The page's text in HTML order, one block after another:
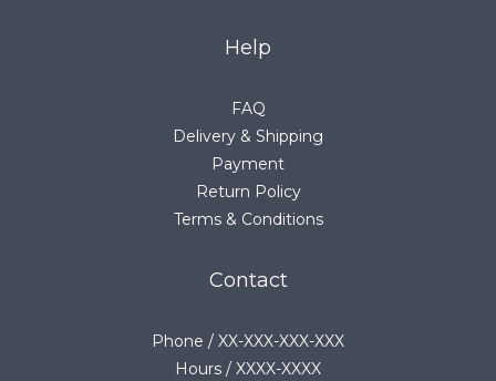
Help
FAQ
Delivery & Shipping
Payment
Return Policy
Terms & Conditions
Contact
Phone / XX-XXX-XXX-XXX
Hours / XXXX-XXXX